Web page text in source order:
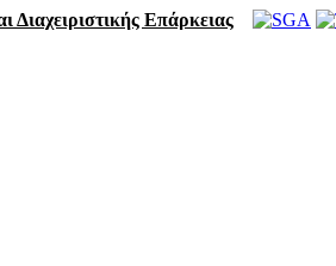
Διαχειριστικής Επάρκειας